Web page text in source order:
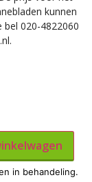
kunnen
020-4822060